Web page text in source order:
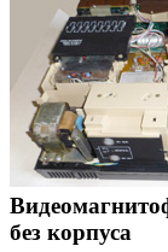
без корпуса